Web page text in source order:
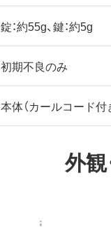
錠：約55g、鍵：約5g
初期不良のみ
本体（カールコード付
外観